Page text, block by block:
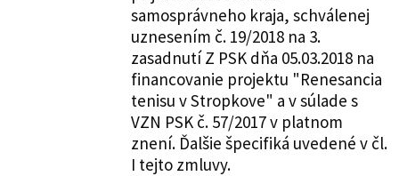
samosprávneho kraja, schválenej
uznesením č. 19/2018 na 3.
zasadnutí Z PSK dňa 05.03.2018 na
financovanie projektu "Renesancia
tenisu v Stropkove" a v súlade s
VZN PSK č. 57/2017 v platnom
znení. Ďalšie špecifiká uvedené v čl.
I tejto zmluvy.